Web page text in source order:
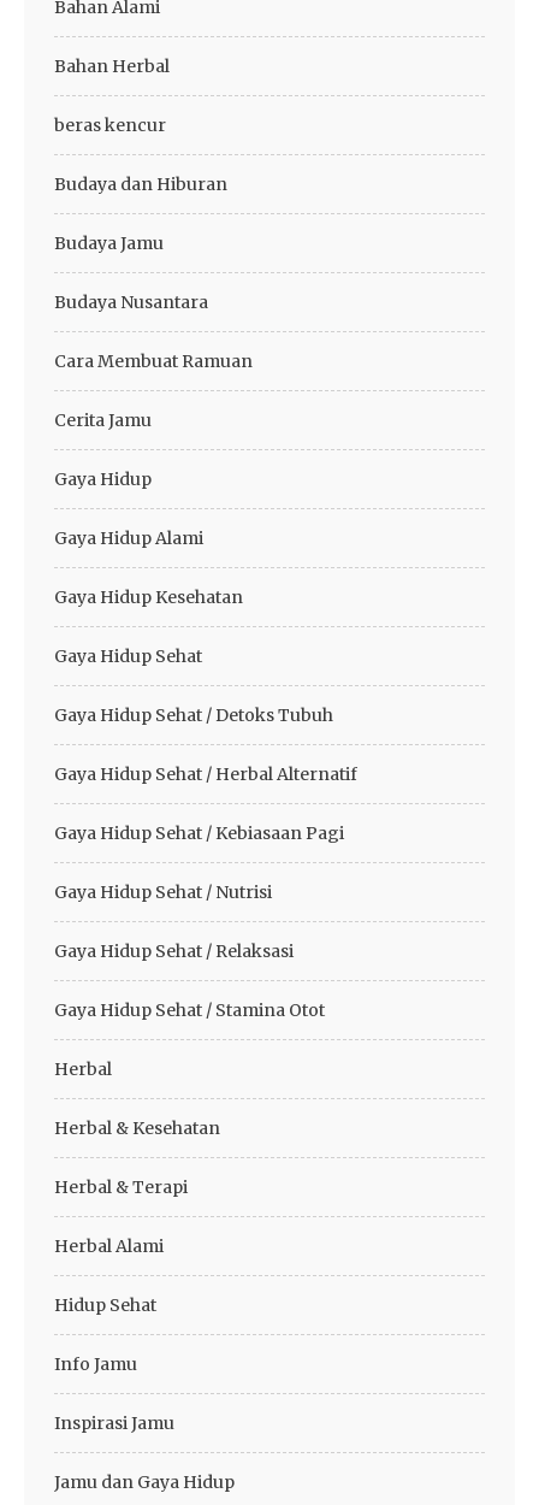
Bahan Alami
Bahan Herbal
beras kencur
Budaya dan Hiburan
Budaya Jamu
Budaya Nusantara
Cara Membuat Ramuan
Cerita Jamu
Gaya Hidup
Gaya Hidup Alami
Gaya Hidup Kesehatan
Gaya Hidup Sehat
Gaya Hidup Sehat / Detoks Tubuh
Gaya Hidup Sehat / Herbal Alternatif
Gaya Hidup Sehat / Kebiasaan Pagi
Gaya Hidup Sehat / Nutrisi
Gaya Hidup Sehat / Relaksasi
Gaya Hidup Sehat / Stamina Otot
Herbal
Herbal & Kesehatan
Herbal & Terapi
Herbal Alami
Hidup Sehat
Info Jamu
Inspirasi Jamu
Jamu dan Gaya Hidup